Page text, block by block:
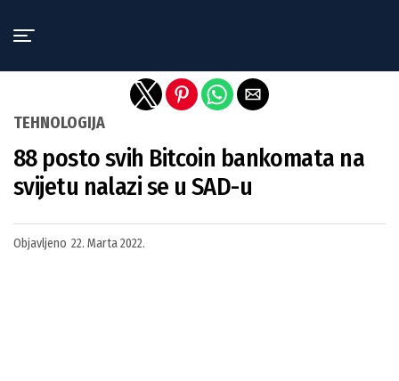
TEHNOLOGIJA
88 posto svih Bitcoin bankomata na
svijetu nalazi se u SAD-u
Objavljeno 22. Marta 2022.